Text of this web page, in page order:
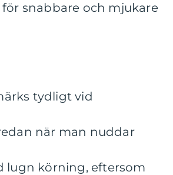
snabbare och mjukare
tydligt vid
när man nuddar
lugn körning, eftersom